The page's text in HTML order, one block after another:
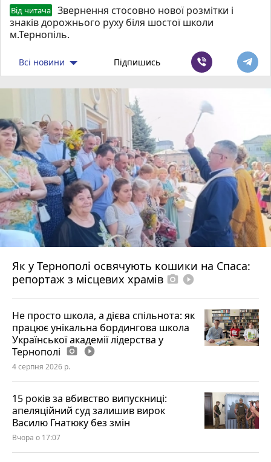
Від читача
Звернення стосовно нової розмітки і
знаків дорожнього руху біля шостої школи
м.Тернопіль.
Всі новини Підпишись
Як у Тернополі освячують кошики на Спаса:
репортаж з місцевих храмів photo_camera play_circle_filled
Не просто школа, а дієва спільнота: як
працює унікальна бордингова школа
Української академії лідерства у
Тернополі photo_camera play_circle_filled
4 серпня 2026 р.
15 років за вбивство випускниці:
апеляційний суд залишив вирок
Василю Гнатюку без змін
Вчора о 17:07